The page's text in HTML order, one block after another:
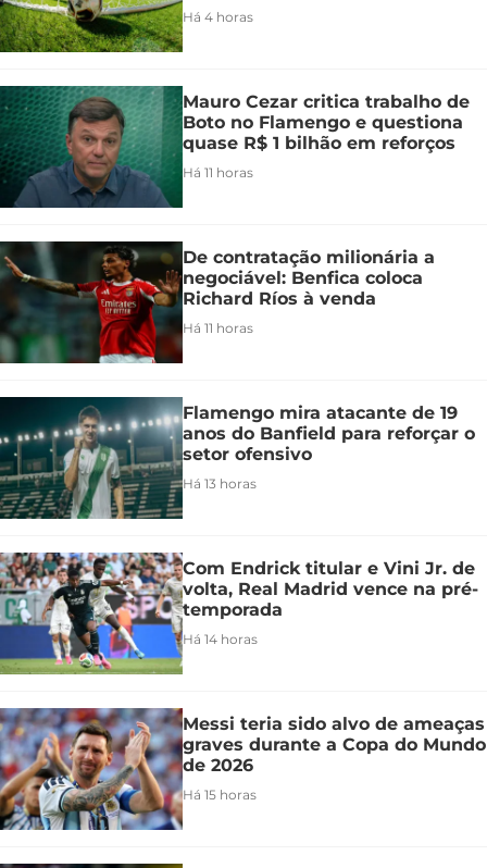
Há 4 horas
Mauro Cezar critica trabalho de
Boto no Flamengo e questiona
quase R$ 1 bilhão em reforços
Há 11 horas
De contratação milionária a
negociável: Benfica coloca
Richard Ríos à venda
Há 11 horas
Flamengo mira atacante de 19
anos do Banfield para reforçar o
setor ofensivo
Há 13 horas
Com Endrick titular e Vini Jr. de
volta, Real Madrid vence na pré-
temporada
Há 14 horas
Messi teria sido alvo de ameaças
graves durante a Copa do Mundo
de 2026
Há 15 horas